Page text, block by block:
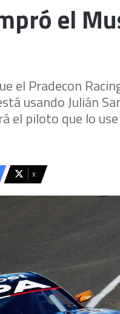
el
el Pradecon
usando Julián
el piloto que lo
X